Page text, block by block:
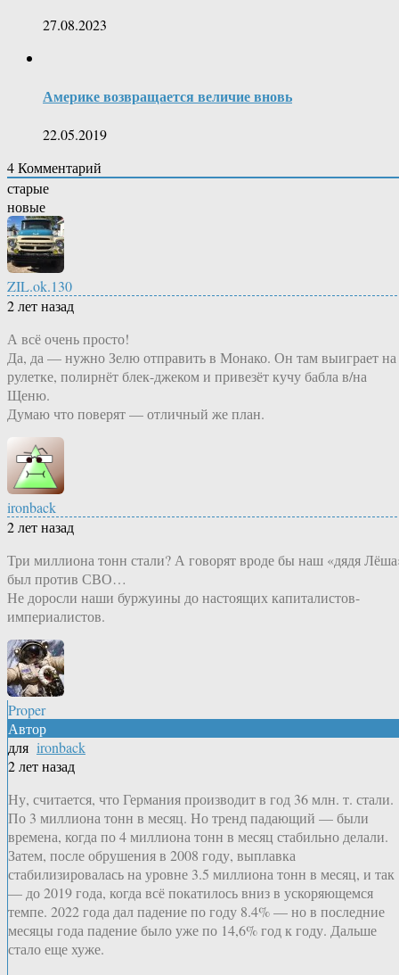
27.08.2023
Америке возвращается величие вновь
22.05.2019
4Комментарий
старые
новые
ZIL.ok.130
2 лет назад
А всё очень просто!
Да, да — нужно Зелю отправить в Монако. Он там выиграет на
рулетке, полирнёт блек-джеком и привезёт кучу бабла в/на
Щеню.
Думаю что поверят — отличный же план.
ironback
2 лет назад
Три миллиона тонн стали? А говорят вроде бы наш «дядя
был против СВО…
Не доросли наши буржуины до настоящих капиталистов-
империалистов.
Proper
Автор
для ironback
2 лет назад
Ну, считается, что Германия производит в год 36 млн. т. стали.
По 3 миллиона тонн в месяц. Но тренд падающий — были
времена, когда по 4 миллиона тонн в месяц стабильно делали.
Затем, после обрушения в 2008 году, выплавка
стабилизировалась на уровне 3.5 миллиона тонн в месяц, и так
— до 2019 года, когда всё покатилось вниз в ускоряющемся
темпе. 2022 года дал падение по году 8.4% — но в последние
месяцы года падение было уже по 14,6% год к году. Дальше
стало еще хуже.